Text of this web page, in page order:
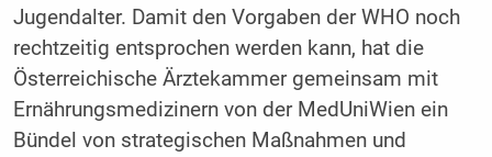
Jugendalter. Damit den Vorgaben der WHO noch
rechtzeitig entsprochen werden kann, hat die
Österreichische Ärztekammer gemeinsam mit
Ernährungsmedizinern von der MedUniWien ein
Bündel von strategischen Maßnahmen und